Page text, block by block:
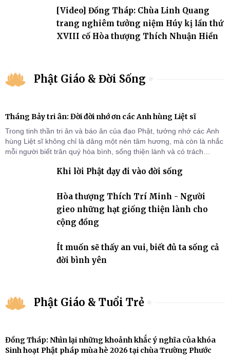
[Video] Đồng Tháp: Chùa Linh Quang
trang nghiêm tưởng niệm Húy kị lần thứ
XVIII cố Hòa thượng Thích Nhuận Hiền
Phật Giáo & Đời Sống
Tháng Bảy tri ân: Đời đời nhớ ơn các Anh hùng Liệt sĩ
Trong tinh thần tri ân và báo ân của đạo Phật, tưởng nhớ các Anh
hùng Liệt sĩ không chỉ là dâng một nén tâm hương, mà còn là nhắc
mỗi người biết trân quý hòa bình, sống thiện lành và có trách
Khi lời Phật dạy đi vào đời sống
Hòa thượng Thích Trí Minh - Người
gieo những hạt giống thiện lành cho
cộng đồng
Ít muốn sẽ thấy an vui, biết đủ ta sống cả
đời bình yên
Phật Giáo & Tuổi Trẻ
Đồng Tháp: Nhìn lại những khoảnh khắc ý nghĩa của khóa
Sinh hoạt Phật pháp mùa hè 2026 tại chùa Trường Phước